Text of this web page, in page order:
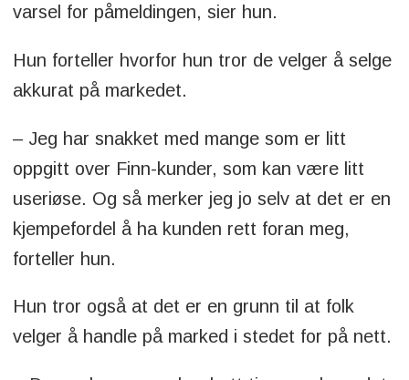
varsel for påmeldingen, sier hun.
Hun forteller hvorfor hun tror de velger å selge
akkurat på markedet.
– Jeg har snakket med mange som er litt
oppgitt over Finn-kunder, som kan være litt
useriøse. Og så merker jeg jo selv at det er en
kjempefordel å ha kunden rett foran meg,
forteller hun.
Hun tror også at det er en grunn til at folk
velger å handle på marked i stedet for på nett.